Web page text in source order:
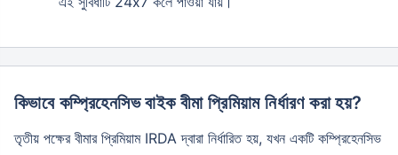
About to Leave?
Bike insurance deal isone click awayfrom you!
Plan Starting @₹1.3/day* |60-secCheckout |ZeroPaperwork
Save up to 85% on Premiums
কিভাবে কম্প্রিহেনসিভ বাইক বীমা প্রিমিয়াম নির্ধারণ করা হয়?
তৃতীয় পক্ষের বীমার প্রিমিয়াম IRDA দ্বারা নির্ধারিত হয়, যখন একটি কম্প্রিহেনসিভ